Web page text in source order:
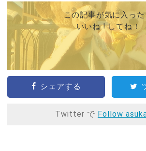
この記事が気に入った
いいね ! してね！
シェアする
Twitter で Follow